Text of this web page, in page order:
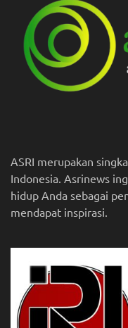
ASRI merupakan
Indonesia. Asrinews
hidup Anda sebagai
mendapat inspirasi.